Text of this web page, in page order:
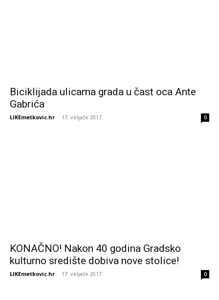
Biciklijada ulicama grada u čast oca Ante
Gabrića
LIKEmetkovic.hr - 17. veljače 2017. 0
KONAČNO! Nakon 40 godina Gradsko
kulturno središte dobiva nove stolice!
LIKEmetkovic.hr - 17. veljače 2017. 0